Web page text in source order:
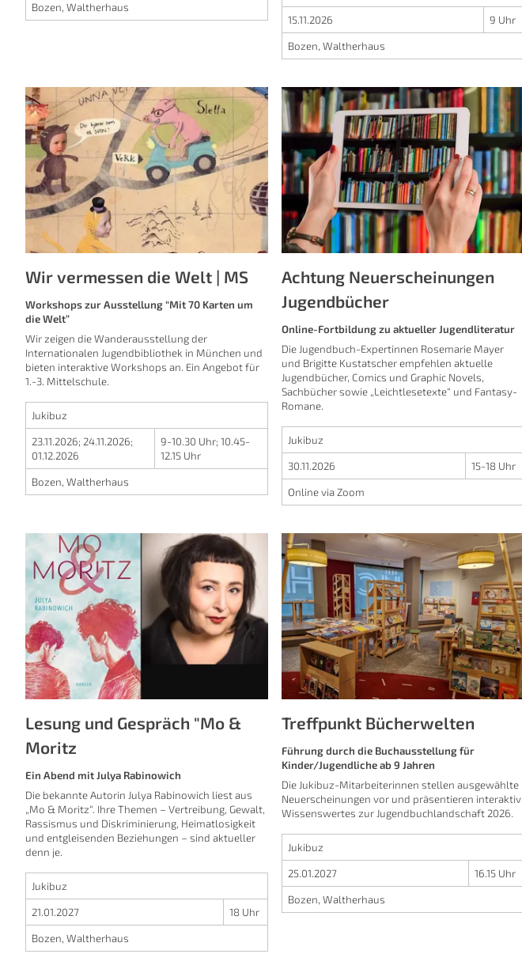
Bozen, Waltherhaus
15.11.2026 9 Uhr
Bozen, Waltherhaus
Wir vermessen die Welt | MS
Workshops zur Ausstellung “Mit 70 Karten um
die Welt”
Wir zeigen die Wanderausstellung der
Internationalen Jugendbibliothek in München und
bieten interaktive Workshops an. Ein Angebot für
1.-3. Mittelschule.
Jukibuz
23.11.2026; 24.11.2026;
01.12.2026
9-10.30 Uhr; 10.45-
12.15 Uhr
Bozen, Waltherhaus
Achtung Neuerscheinungen
Jugendbücher
Online-Fortbildung zu aktueller Jugendliteratur
Die Jugendbuch-Expertinnen Rosemarie Mayer
und Brigitte Kustatscher empfehlen aktuelle
Jugendbücher, Comics und Graphic Novels,
Sachbücher sowie „Leichtlesetexte“ und Fantasy-
Romane.
Jukibuz
30.11.2026 15-18 Uhr
Online via Zoom
Lesung und Gespräch "Mo &
Moritz
Ein Abend mit Julya Rabinowich
Die bekannte Autorin Julya Rabinowich liest aus
„Mo & Moritz“. Ihre Themen – Vertreibung, Gewalt,
Rassismus und Diskriminierung, Heimatlosigkeit
und entgleisenden Beziehungen – sind aktueller
denn je.
Jukibuz
21.01.2027 18 Uhr
Bozen, Waltherhaus
Treffpunkt Bücherwelten
Führung durch die Buchausstellung für
Kinder/Jugendliche ab 9 Jahren
Die Jukibuz-Mitarbeiterinnen stellen ausgewählte
Neuerscheinungen vor und präsentieren interaktiv
Wissenswertes zur Jugendbuchlandschaft 2026.
Jukibuz
25.01.2027 16.15 Uhr
Bozen, Waltherhaus